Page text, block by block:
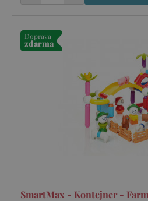
Doprava
zdarma
SmartMax - Kontejner -